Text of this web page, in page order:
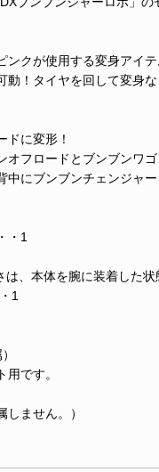
クが使用する変身アイテ
！タイヤを回して変身な
ドに変形！
オフロードとブンブンワ
にブンブンチェンジャ
・1
、本体を腕に装着した状
1
です。
しません。）